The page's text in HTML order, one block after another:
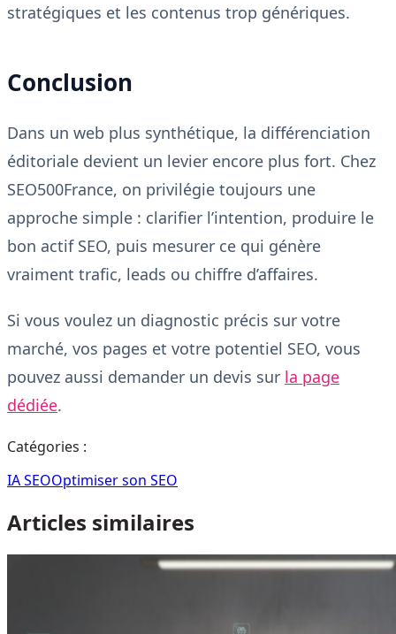
stratégiques et les contenus trop génériques.
Conclusion
Dans un web plus synthétique, la différenciation
éditoriale devient un levier encore plus fort. Chez
SEO500France, on privilégie toujours une
approche simple : clarifier l’intention, produire le
bon actif SEO, puis mesurer ce qui génère
vraiment trafic, leads ou chiffre d’affaires.
Si vous voulez un diagnostic précis sur votre
marché, vos pages et votre potentiel SEO, vous
pouvez aussi demander un devis sur la page
dédiée.
Catégories :
IA SEOOptimiser son SEO
Articles similaires